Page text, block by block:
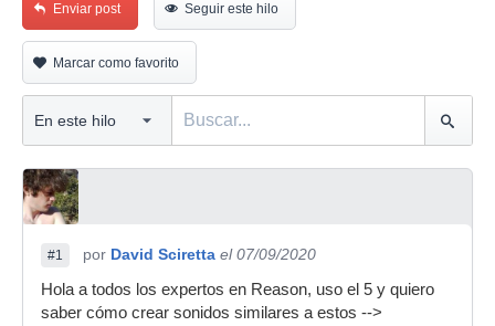
Enviar post Seguir este hilo
Marcar como favorito
#1 por David Sciretta el 07/09/2020
Hola a todos los expertos en Reason, uso el 5 y quiero
saber cómo crear sonidos similares a estos -->